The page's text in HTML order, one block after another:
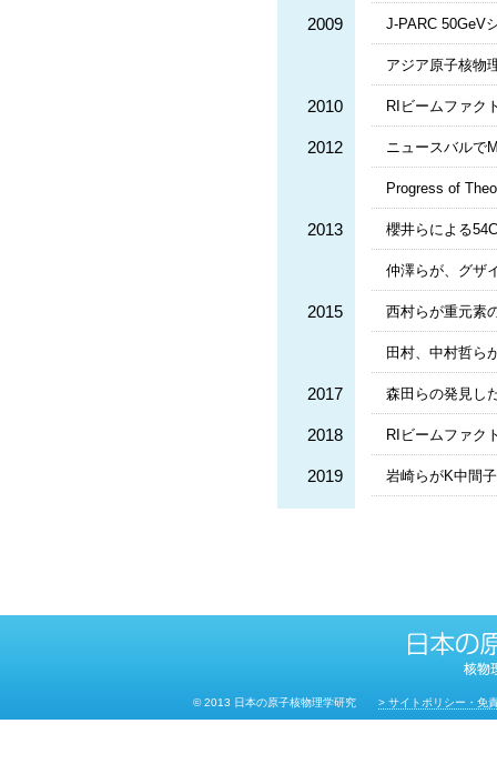
2009 J-PARC 50GeV
アジア原子核物
2010 RIビームファク
2012 ニュースバルで
Progress of
2013 櫻井らによる
仲澤らが、グザ
2015 西村らが重元素
田村、中村哲ら
2017 森田らの発見し
2018 RIビームファク
2019 岩崎らがK中間
© 2013 日本の原子核物理学研究 > サイトポリシー・免